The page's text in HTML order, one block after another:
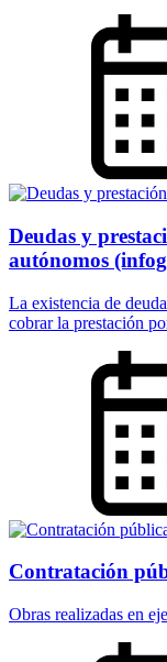
Deudas y
autónomos
La existencia de
cobrar la prestación
Contratación
Obras realizadas en